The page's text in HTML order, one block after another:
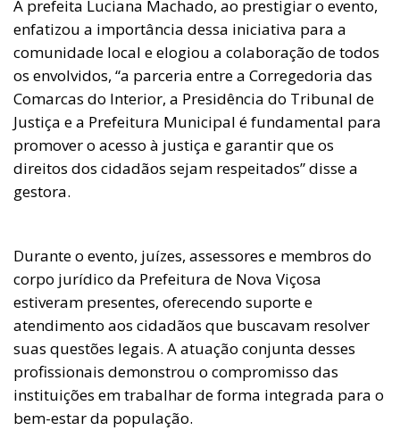
A prefeita Luciana Machado, ao prestigiar o evento,
enfatizou a importância dessa iniciativa para a
comunidade local e elogiou a colaboração de todos
os envolvidos, “a parceria entre a Corregedoria das
Comarcas do Interior, a Presidência do Tribunal de
Justiça e a Prefeitura Municipal é fundamental para
promover o acesso à justiça e garantir que os
direitos dos cidadãos sejam respeitados” disse a
gestora.
Durante o evento, juízes, assessores e membros do
corpo jurídico da Prefeitura de Nova Viçosa
estiveram presentes, oferecendo suporte e
atendimento aos cidadãos que buscavam resolver
suas questões legais. A atuação conjunta desses
profissionais demonstrou o compromisso das
instituições em trabalhar de forma integrada para o
bem-estar da população.